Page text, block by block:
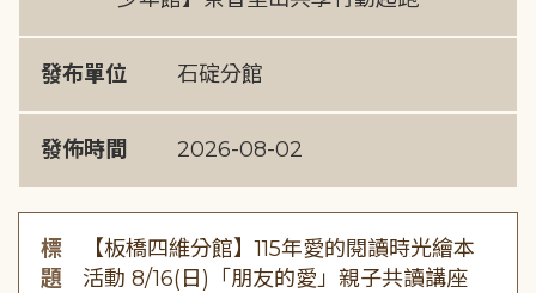
發布單位 石碇分館
發佈時間 2026-08-02
標
題
【板橋四維分館】115年愛的閱讀時光繪本
活動 8/16(日)「朋友的愛」親子共讀講座